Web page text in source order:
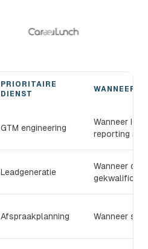
PRIORITAIRE
DIENST
WANNEER
GTM engineering
Wanneer
reporting
Leadgeneratie
Wanneer de
Afspraakplanning Wanneer